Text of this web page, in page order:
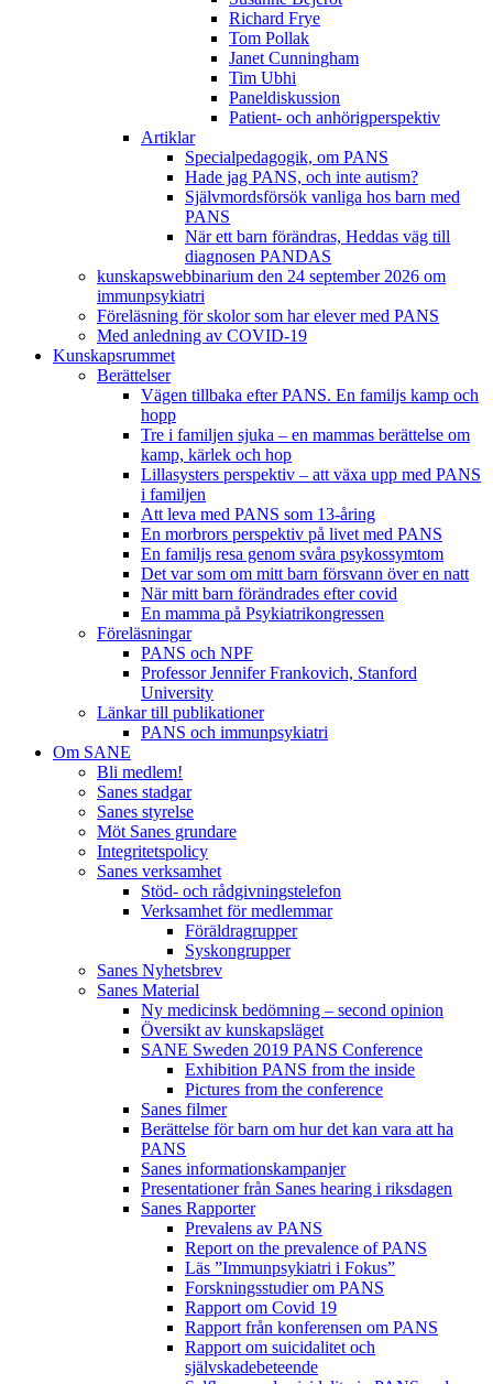
Richard Frye
Tom Pollak
Janet Cunningham
Tim Ubhi
Paneldiskussion
Patient- och anhörigperspektiv
Artiklar
Specialpedagogik, om PANS
Hade jag PANS, och inte autism?
Självmordsförsök vanliga hos barn med
PANS
När ett barn förändras, Heddas väg till
diagnosen PANDAS
kunskapswebbinarium den 24 september 2026 om
immunpsykiatri
Föreläsning för skolor som har elever med PANS
Med anledning av COVID-19
Kunskapsrummet
Berättelser
Vägen tillbaka efter PANS. En familjs kamp och
hopp
Tre i familjen sjuka – en mammas berättelse om
kamp, kärlek och hop
Lillasysters perspektiv – att växa upp med PANS
i familjen
Att leva med PANS som 13-åring
En morbrors perspektiv på livet med PANS
En familjs resa genom svåra psykossymtom
Det var som om mitt barn försvann över en natt
När mitt barn förändrades efter covid
En mamma på Psykiatrikongressen
Föreläsningar
PANS och NPF
Professor Jennifer Frankovich, Stanford
University
Länkar till publikationer
PANS och immunpsykiatri
Om SANE
Bli medlem!
Sanes stadgar
Sanes styrelse
Möt Sanes grundare
Integritetspolicy
Sanes verksamhet
Stöd- och rådgivningstelefon
Verksamhet för medlemmar
Föräldragrupper
Syskongrupper
Sanes Nyhetsbrev
Sanes Material
Ny medicinsk bedömning – second opinion
Översikt av kunskapsläget
SANE Sweden 2019 PANS Conference
Exhibition PANS from the inside
Pictures from the conference
Sanes filmer
Berättelse för barn om hur det kan vara att ha
PANS
Sanes informationskampanjer
Presentationer från Sanes hearing i riksdagen
Sanes Rapporter
Prevalens av PANS
Report on the prevalence of PANS
Läs ”Immunpsykiatri i Fokus”
Forskningsstudier om PANS
Rapport om Covid 19
Rapport från konferensen om PANS
Rapport om suicidalitet och
självskadebeteende